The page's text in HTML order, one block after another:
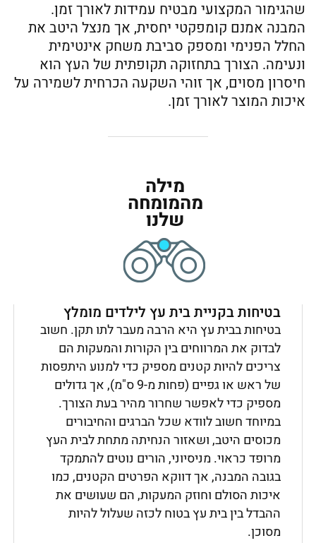
שהגימור המקצועי מבטיח עמידות לאורך זמן.
המבנה אמנם קומפקטי יחסית, אך מנצל היטב את
החלל הפנימי ומספק סביבת משחק אינטימית
ונעימה. הצורך בתחזוקה תקופתית של העץ הוא
חיסרון מסוים, אך זוהי השקעה הכרחית לשמירה על
איכות המוצר לאורך זמן.
מילה
מהמומחה
שלנו
בטיחות בקניית בית עץ לילדים מומלץ
בטיחות בבית עץ היא הרבה מעבר לתו תקן. חשוב
לבדוק את המרווחים בין הקורות והמעקות הם
צריכים להיות קטנים מספיק כדי למנוע היתפסות
של ראש או גפיים (פחות מ-9 ס"מ), אך גדולים
מספיק כדי לאפשר שחרור מהיר בעת הצורך.
במיוחד חשוב לוודא שכל הברגים והחיבורים
מכוסים היטב, ושאזור הנחיתה מתחת לבית העץ
מרופד כראוי. מניסיוני, הורים נוטים להתמקד
בגובה המבנה, אך דווקא הפרטים הקטנים, כמו
איכות הסולם וחוזק המעקות, הם שעושים את
ההבדל בין בית עץ בטוח לכזה שעלול להיות
מסוכן.